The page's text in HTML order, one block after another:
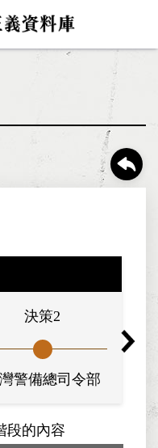
決策2
警備總司令部
段的內容